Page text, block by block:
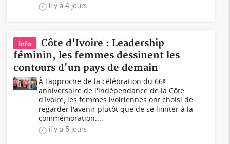
il y a 4 jours
Info
Côte d'Ivoire : Leadership
féminin, les femmes dessinent les
contours d'un pays de demain
À l'approche de la célébration du 66ᵉ
anniversaire de l'indépendance de la Côte
d'Ivoire, les femmes ivoiriennes ont choisi de
regarder l'avenir plutôt que de se limiter à la
commémoration....
il y a 5 jours